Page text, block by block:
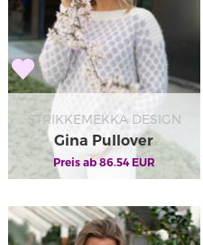
STRIKKEMEKKA DESIGN
Gina Pullover
Preis ab 86.54EUR